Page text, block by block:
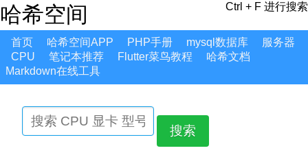
哈希空间 Ctrl + F 进行搜索
首页 哈希空间APP PHP手册 mysql数据库
服务器
CPU
笔记本推荐 Flutter菜鸟教程
哈希文档
Markdown在线工具
搜索